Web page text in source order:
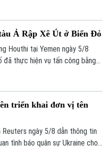
khí quan trọng này để đối phó
tập kích của Nga.
Ả Rập Xê Út ở Biển Đỏ
Houthi tại Yemen ngày 5/8
đã thực hiện vụ tấn công bằng
hàng hải mà nhóm này đang
tế.
triển khai đơn vị tên
Reuters ngày 5/8 dẫn thông tin
tình báo quân sự Ukraine cho